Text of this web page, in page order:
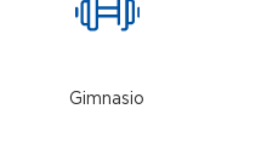
Gimnasio